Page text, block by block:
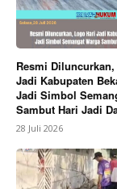
Contact us
Resmi
Jadi Kabupaten
Jadi Simbol
Sambut Hari Jadi
28 Juli 2026